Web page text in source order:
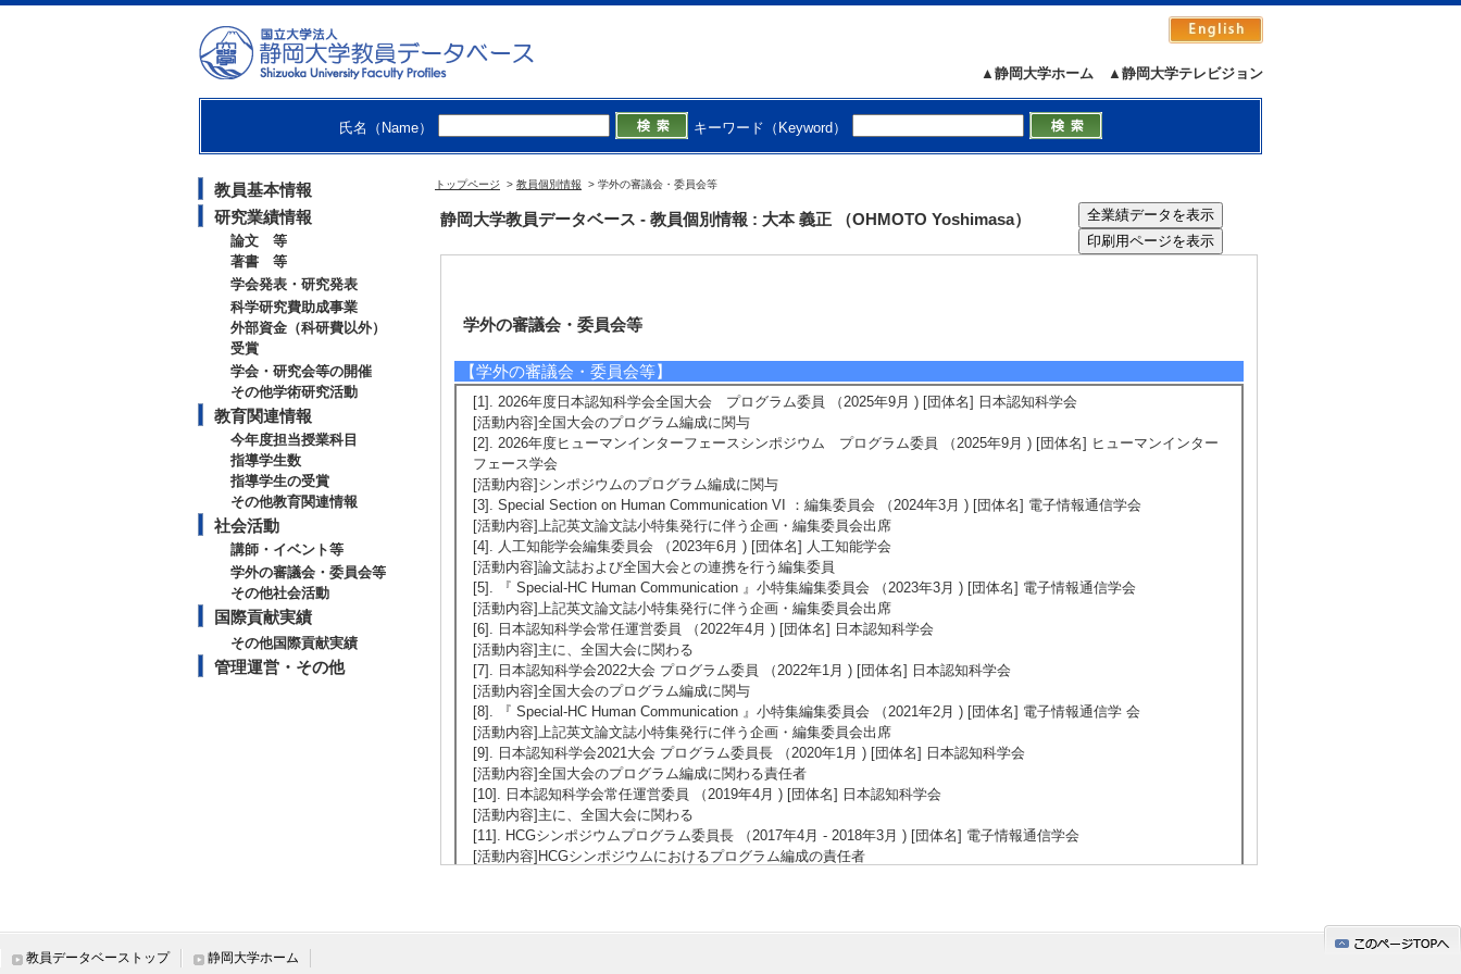
▲静岡大学テレビジョン
▲静岡大学ホーム
氏名（Name） キーワード（Keyword）
教員基本情報
研究業績情報
論文 等
著書 等
学会発表・研究発表
科学研究費助成事業
外部資金（科研費以外）
受賞
学会・研究会等の開催
その他学術研究活動
教育関連情報
今年度担当授業科目
指導学生数
指導学生の受賞
その他教育関連情報
社会活動
講師・イベント等
学外の審議会・委員会等
その他社会活動
国際貢献実績
その他国際貢献実績
管理運営・その他
トップページ > 教員個別情報 > 学外の審議会・委員会等
静岡大学教員データベース - 教員個別情報 : 大本 義正 （OHMOTO Yoshimasa）
学外の審議会・委員会等
【学外の審議会・委員会等】
[1]. 2026年度日本認知科学会全国大会 プログラム委員 （2025年9月 ) [団体名] 日本認知科学会
[活動内容]全国大会のプログラム編成に関与
[2]. 2026年度ヒューマンインターフェースシンポジウム プログラム委員 （2025年9月 ) [団体名] ヒューマンインター
フェース学会
[活動内容]シンポジウムのプログラム編成に関与
[3]. Special Section on Human Communication VI ：編集委員会 （2024年3月 ) [団体名] 電子情報通信学会
[活動内容]上記英文論文誌小特集発行に伴う企画・編集委員会出席
[4]. 人工知能学会編集委員会 （2023年6月 ) [団体名] 人工知能学会
[活動内容]論文誌および全国大会との連携を行う編集委員
[5]. 『 Special-HC Human Communication 』小特集編集委員会 （2023年3月 ) [団体名] 電子情報通信学会
[活動内容]上記英文論文誌小特集発行に伴う企画・編集委員会出席
[6]. 日本認知科学会常任運営委員 （2022年4月 ) [団体名] 日本認知科学会
[活動内容]主に、全国大会に関わる
[7]. 日本認知科学会2022大会 プログラム委員 （2022年1月 ) [団体名] 日本認知科学会
[活動内容]全国大会のプログラム編成に関与
[8]. 『 Special-HC Human Communication 』小特集編集委員会 （2021年2月 ) [団体名] 電子情報通信学 会
[活動内容]上記英文論文誌小特集発行に伴う企画・編集委員会出席
[9]. 日本認知科学会2021大会 プログラム委員長 （2020年1月 ) [団体名] 日本認知科学会
[活動内容]全国大会のプログラム編成に関わる責任者
[10]. 日本認知科学会常任運営委員 （2019年4月 ) [団体名] 日本認知科学会
[活動内容]主に、全国大会に関わる
[11]. HCGシンポジウムプログラム委員長 （2017年4月 - 2018年3月 ) [団体名] 電子情報通信学会
[活動内容]HCGシンポジウムにおけるプログラム編成の責任者
教員データベーストップ 静岡大学ホーム